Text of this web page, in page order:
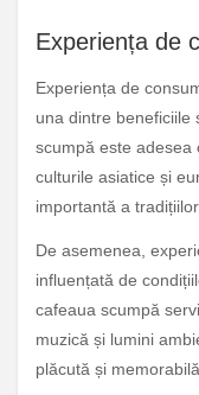
Experiența de
Experiența de
una dintre beneficiile
scumpă este adesea
culturile asiatice și
importantă a
De asemenea,
influențată de
cafeaua scumpă
muzică și lumini
plăcută și memorabilă.